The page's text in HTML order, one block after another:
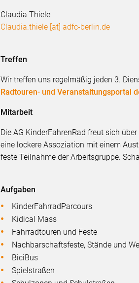
Claudia Thiele
Claudia.thiele [at] adfc-berlin.de
Treffen
Wir treffen uns regelmäßig jeden 3.
Radtouren- und Veranstaltungsportal
Mitarbeit
Die AG KinderFahrenRad freut sich
eine lockere Assoziation mit einem
feste Teilnahme der Arbeitsgruppe.
Aufgaben
KinderFahrradParcours
Kidical Mass
Fahrradtouren und Feste
Nachbarschaftsfeste, Stände und
BiciBus
Spielstraßen